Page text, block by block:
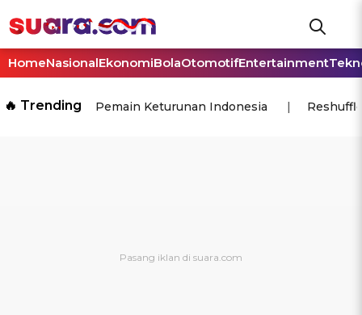
HomeNasionalEkonomiBolaOtomotifEntertainment
🔥 Trending Pemain Keturunan Indonesia